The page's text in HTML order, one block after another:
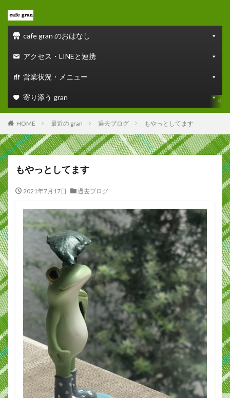
cafe gran のおはなし
アクセス・LINEと連携
営業状況・メニュー
寄り添う gran
HOME 最近の gran 過去ブログ もやっとしてます
もやっとしてます
2021年7月17日 過去ブログ